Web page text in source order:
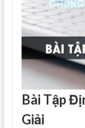
Bài Tập
Giải